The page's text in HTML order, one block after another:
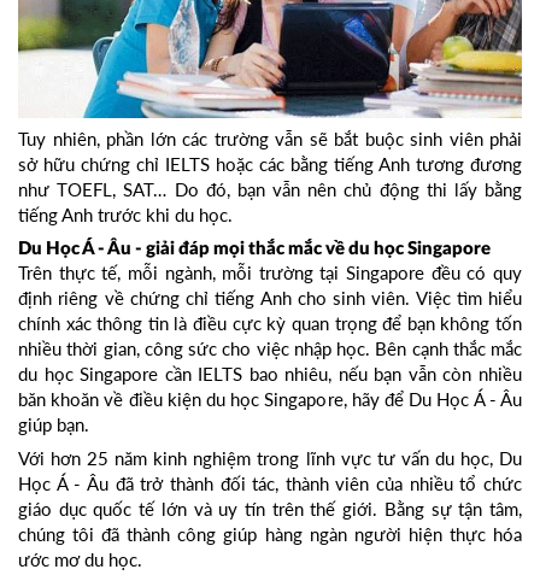
Tuy nhiên, phần lớn các trường vẫn sẽ bắt buộc sinh viên phải
sở hữu chứng chỉ IELTS hoặc các bằng tiếng Anh tương đương
như TOEFL, SAT… Do đó, bạn vẫn nên chủ động thi lấy bằng
tiếng Anh trước khi du học.
Du Học Á - Âu - giải đáp mọi thắc mắc về du học Singapore
Trên thực tế, mỗi ngành, mỗi trường tại Singapore đều có quy
định riêng về chứng chỉ tiếng Anh cho sinh viên. Việc tìm hiểu
chính xác thông tin là điều cực kỳ quan trọng để bạn không tốn
nhiều thời gian, công sức cho việc nhập học. Bên cạnh thắc mắc
du học Singapore cần IELTS bao nhiêu, nếu bạn vẫn còn nhiều
băn khoăn về điều kiện du học Singapore, hãy để Du Học Á - Âu
giúp bạn.
Với hơn 25 năm kinh nghiệm trong lĩnh vực tư vấn du học, Du
Học Á - Âu đã trở thành đối tác, thành viên của nhiều tổ chức
giáo dục quốc tế lớn và uy tín trên thế giới. Bằng sự tận tâm,
chúng tôi đã thành công giúp hàng ngàn người hiện thực hóa
ước mơ du học.